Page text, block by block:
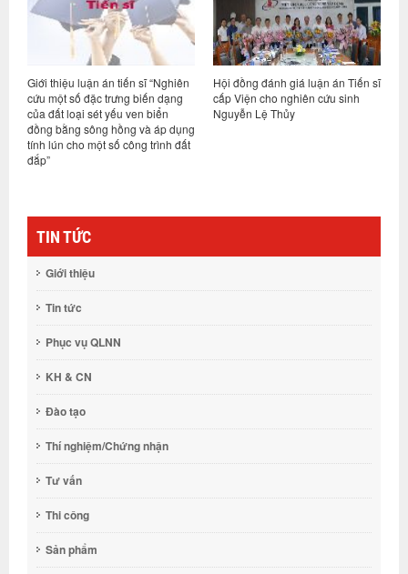
Giới thiệu luận án tiến sĩ “Nghiên
cứu một số đặc trưng biến dạng
của đất loại sét yếu ven biển
đồng bằng sông hồng và áp dụng
tính lún cho một số công trình đất
đắp”
Hội đồng đánh giá luận án Tiến sĩ
cấp Viện cho nghiên cứu sinh
Nguyễn Lệ Thủy
TIN TỨC
Giới thiệu
Tin tức
Phục vụ QLNN
KH & CN
Đào tạo
Thí nghiệm/Chứng nhận
Tư vấn
Thi công
Sản phẩm